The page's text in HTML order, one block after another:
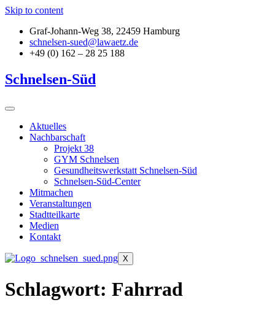
Skip to content
Graf-Johann-Weg 38, 22459 Hamburg
schnelsen-sued@lawaetz.de
+49 (0) 162 – 28 25 188
Schnelsen-Süd
Aktuelles
Nachbarschaft
Projekt 38
GYM Schnelsen
Gesundheitswerkstatt Schnelsen-Süd
Schnelsen-Süd-Center
Mitmachen
Veranstaltungen
Stadtteilkarte
Medien
Kontakt
X
Schlagwort: Fahrrad